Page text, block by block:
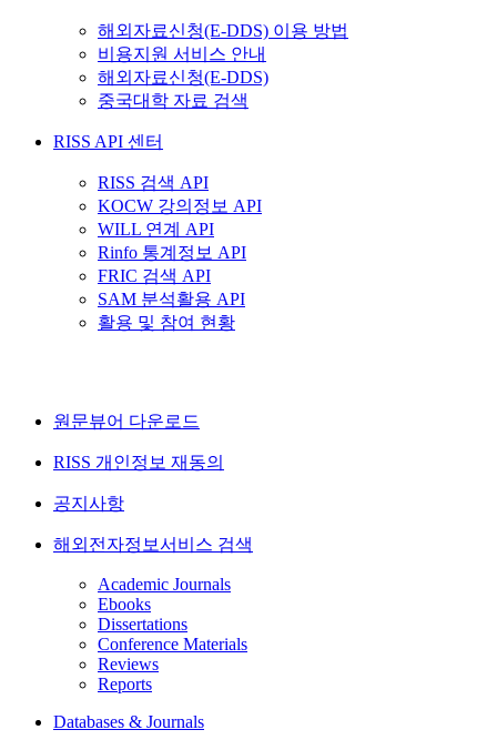
해외자료신청(E-DDS) 이용 방법
비용지원 서비스 안내
해외자료신청(E-DDS)
중국대학 자료 검색
RISS API 센터
RISS 검색 API
KOCW 강의정보 API
WILL 연계 API
Rinfo 통계정보 API
FRIC 검색 API
SAM 분석활용 API
활용 및 참여 현황
원문뷰어 다운로드
RISS 개인정보 재동의
공지사항
해외전자정보서비스 검색
Academic Journals
Ebooks
Dissertations
Conference Materials
Reviews
Reports
Databases & Journals